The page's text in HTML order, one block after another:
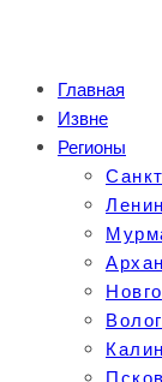
Главная
Извне
Регионы